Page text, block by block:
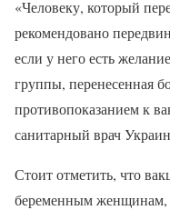
«Человеку, который
рекомендовано
если у него есть
группы, перенесенная
противопоказанием к
санитарный врач
Стоит отметить, что
беременным женщинам,